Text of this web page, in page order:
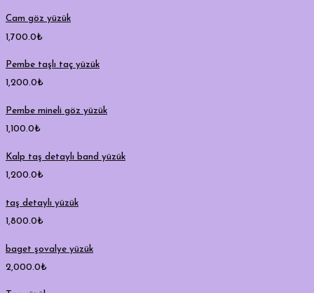
Cam göz yüzük
1,700.0₺
Pembe taşlı taç yüzük
1,200.0₺
Pembe mineli göz yüzük
1,100.0₺
Kalp taş detaylı band yüzük
1,200.0₺
taş detaylı yüzük
1,800.0₺
baget şovalye yüzük
2,000.0₺